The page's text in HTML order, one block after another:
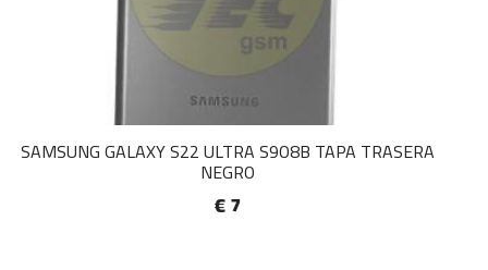
SAMSUNG GALAXY S22 ULTRA S9O8B TAPA TRASERA
NEGRO
€ 7